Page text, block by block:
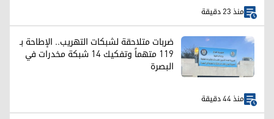
منذ 23 دقيقة
ضربات متلاحقة لشبكات التهريب.. الإطاحة بـ
119 متهماً وتفكيك 14 شبكة مخدرات في
البصرة
منذ 44 دقيقة